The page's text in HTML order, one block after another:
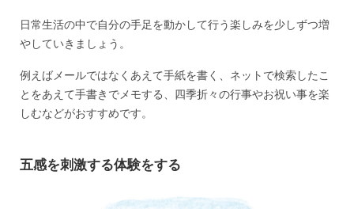
日常生活の中で自分の手足を動かして行う楽しみを少しずつ増
やしていきましょう。
例えばメールではなくあえて手紙を書く、ネットで検索したこ
とをあえて手書きでメモする、四季折々の行事やお祝い事を楽
しむなどがおすすめです。
五感を刺激する体験をする